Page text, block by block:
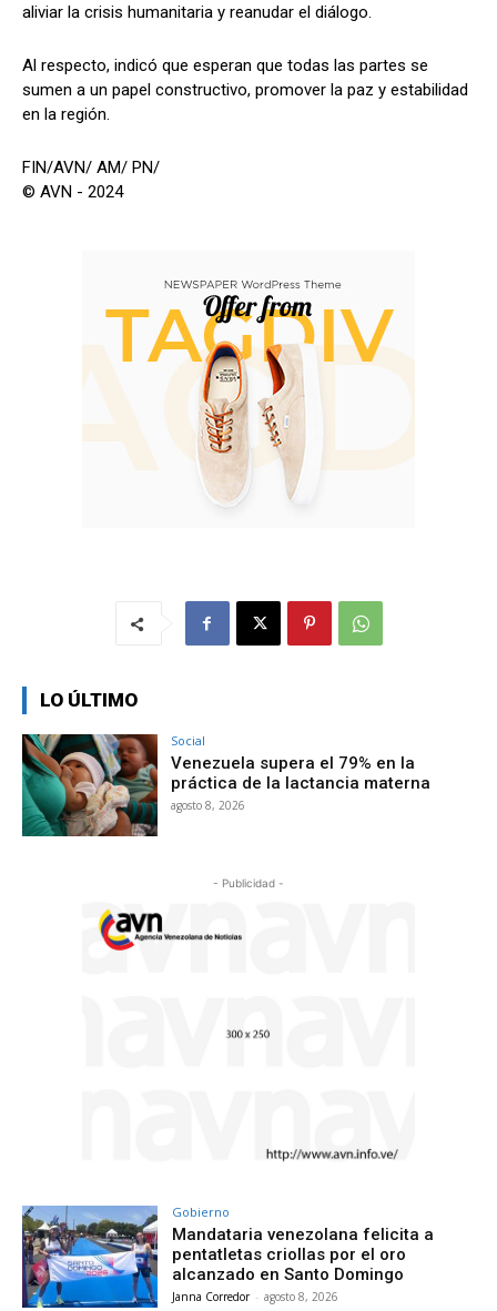
aliviar la crisis humanitaria y reanudar el diálogo.
Al respecto, indicó que esperan que todas las partes se
sumen a un papel constructivo, promover la paz y estabilidad
en la región.
FIN/AVN/ AM/ PN/
© AVN - 2024
LO ÚLTIMO
Social
Venezuela supera el 79% en la
práctica de la lactancia materna
agosto 8, 2026
- Publicidad -
Gobierno
Mandataria venezolana felicita a
pentatletas criollas por el oro
alcanzado en Santo Domingo
Janna Corredor - agosto 8, 2026